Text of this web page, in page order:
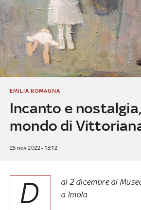
Incanto e
mondo di
EMILIA ROMAGNA
25 nov 2022 - 13:12
D
al 2 dicembre al
a Imola